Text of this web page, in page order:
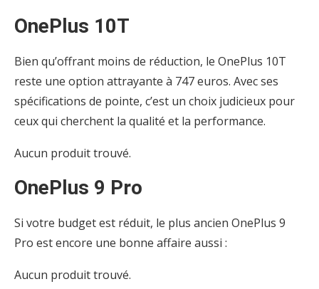
OnePlus 10T
Bien qu’offrant moins de réduction, le OnePlus 10T
reste une option attrayante à 747 euros. Avec ses
spécifications de pointe, c’est un choix judicieux pour
ceux qui cherchent la qualité et la performance.
Aucun produit trouvé.
OnePlus 9 Pro
Si votre budget est réduit, le plus ancien OnePlus 9
Pro est encore une bonne affaire aussi :
Aucun produit trouvé.